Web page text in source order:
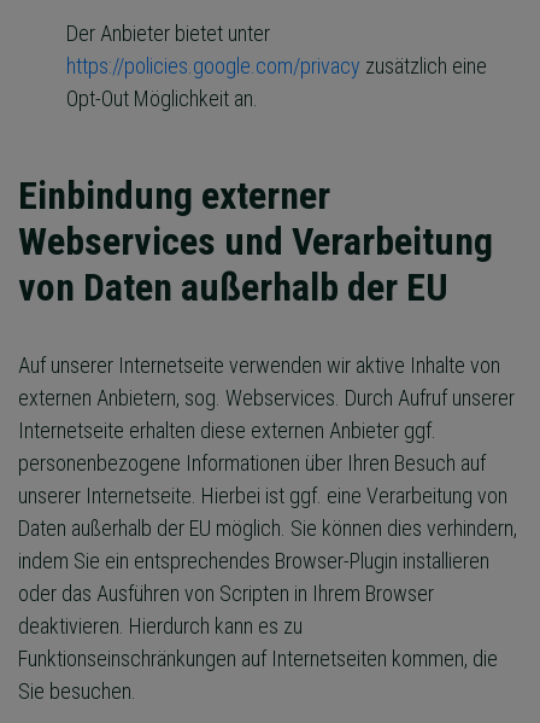
Der Anbieter bietet unter
https://policies.google.com/privacy zusätzlich eine
Opt-Out Möglichkeit an.
Einbindung externer
Webservices und Verarbeitung
von Daten außerhalb der EU
Auf unserer Internetseite verwenden wir aktive Inhalte von
externen Anbietern, sog. Webservices. Durch Aufruf unserer
Internetseite erhalten diese externen Anbieter ggf.
personenbezogene Informationen über Ihren Besuch auf
unserer Internetseite. Hierbei ist ggf. eine Verarbeitung von
Daten außerhalb der EU möglich. Sie können dies verhindern,
indem Sie ein entsprechendes Browser-Plugin installieren
oder das Ausführen von Scripten in Ihrem Browser
deaktivieren. Hierdurch kann es zu
Funktionseinschränkungen auf Internetseiten kommen, die
Sie besuchen.